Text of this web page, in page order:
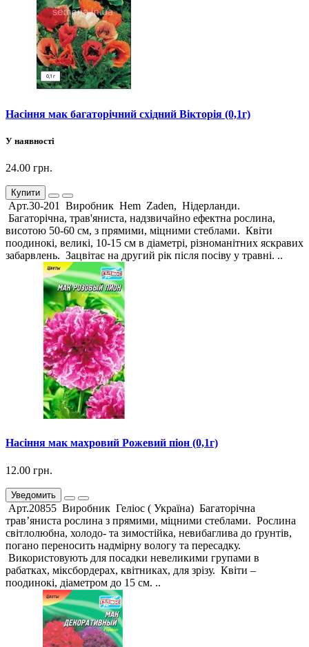
Насіння мак багаторічний східний Вікторія (0,1г)
У наявності
24.00 грн.
Купити
Арт.30-201 Виробник Hem Zaden, Нідерланди.
Багаторічна, трав'яниста, надзвичайно ефектна рослина,
висотою 50-60 см, з прямими, міцними стеблами. Квіти
поодинокі, великі, 10-15 см в діаметрі, різноманітних яскравих
забарвлень. Зацвітає на другий рік після посіву у травні. ..
Насіння мак махровий Рожевий піон (0,1г)
12.00 грн.
Уведомить
Арт.20855 Виробник Геліос ( Україна) Багаторічна
трав’яниста рослина з прямими, міцними стеблами. Рослина
світлолюбна, холодо- та зимостійка, невибаглива до ґрунтів,
погано переносить надмірну вологу та пересадку.
Використовують для посадки невеликими групами в
рабатках, міксбордерах, квітниках, для зрізу. Квіти –
поодинокі, діаметром до 15 см. ..